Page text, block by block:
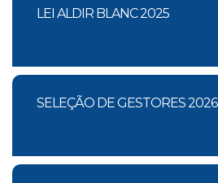
LEI ALDIR BLANC 2025
SELEÇÃO DE GESTORES 2026